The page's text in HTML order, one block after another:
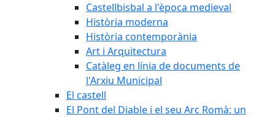
Castellbisbal a l'època medieval
Història moderna
Història contemporània
Art i Arquitectura
Catàleg en línia de documents de
l'Arxiu Municipal
El castell
El Pont del Diable i el seu Arc Romà: un